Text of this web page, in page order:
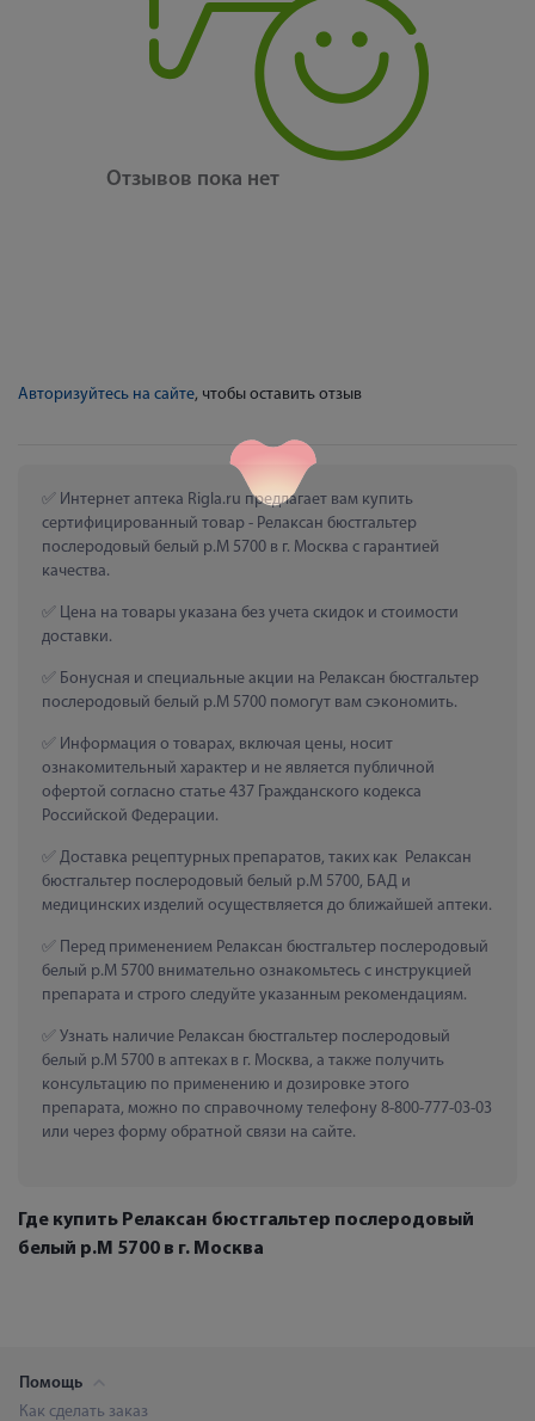
Отзывов пока нет
Авторизуйтесь на сайте, чтобы оставить отзыв
Интернет аптека Rigla.ru предлагает вам купить
сертифицированный товар - Релаксан бюстгальтер
послеродовый белый р.M 5700 в г. Москва с гарантией
качества.
Цена на товары указана без учета скидок и стоимости
доставки.
Бонусная и специальные акции на Релаксан бюстгальтер
послеродовый белый р.M 5700 помогут вам сэкономить.
Информация о товарах, включая цены, носит
ознакомительный характер и не является публичной
офертой согласно статье 437 Гражданского кодекса
Российской Федерации.
Доставка рецептурных препаратов, таких как  Релаксан
бюстгальтер послеродовый белый р.M 5700, БАД и
медицинских изделий осуществляется до ближайшей аптеки.
Перед применением Релаксан бюстгальтер послеродовый
белый р.M 5700 внимательно ознакомьтесь с инструкцией
препарата и строго следуйте указанным рекомендациям.
Узнать наличие Релаксан бюстгальтер послеродовый
белый р.M 5700 в аптеках в г. Москва, а также получить
консультацию по применению и дозировке этого
препарата, можно по справочному телефону 8-800-777-03-03
или через форму обратной связи на сайте.
Где купить Релаксан бюстгальтер послеродовый
белый р.M 5700 в г. Москва
Помощь
Как сделать заказ